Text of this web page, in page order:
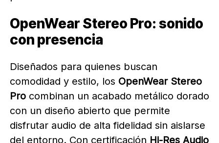
OpenWear Stereo Pro: sonido
con presencia
Diseñados para quienes buscan
comodidad y estilo, los OpenWear Stereo
Pro combinan un acabado metálico dorado
con un diseño abierto que permite
disfrutar audio de alta fidelidad sin aislarse
del entorno. Con certificación Hi-Res Audio